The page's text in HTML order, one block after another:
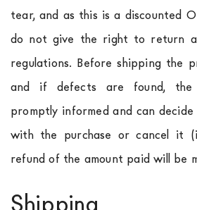
tear, and as this is a discounted
do not give the right to return
regulations. Before shipping the
and if defects are found, the
promptly informed and can
with the purchase or cancel it
refund of the amount paid will be